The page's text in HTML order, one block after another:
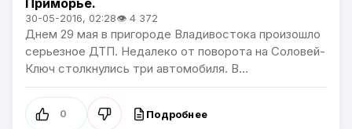
Приморье.
30-05-2016, 02:28👁 4 372
Днем 29 мая в пригороде Владивостока произошло
серьезное ДТП. Недалеко от поворота на Соловей-
Ключ столкнулись три автомобиля. В...
0 Подробнее